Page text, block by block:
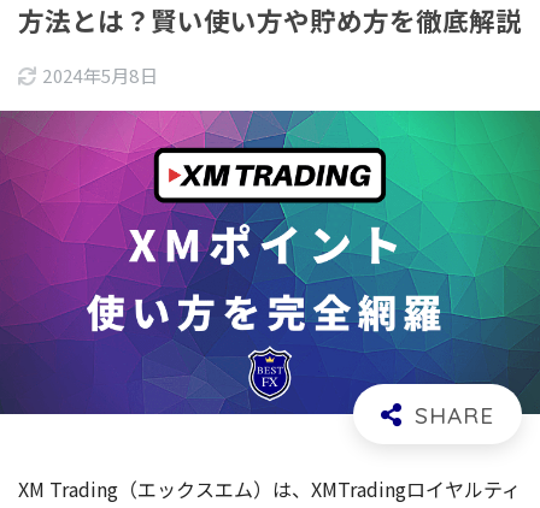
方法とは？賢い使い方や貯め方を徹底解説
2024年5月8日
XM Trading（エックスエム）は、XMTradingロイヤルティ